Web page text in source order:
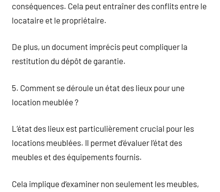
conséquences. Cela peut entraîner des conflits entre le
locataire et le propriétaire.
De plus, un document imprécis peut compliquer la
restitution du dépôt de garantie.
5. Comment se déroule un état des lieux pour une
location meublée ?
L’état des lieux est particulièrement crucial pour les
locations meublées. Il permet d’évaluer l’état des
meubles et des équipements fournis.
Cela implique d’examiner non seulement les meubles,